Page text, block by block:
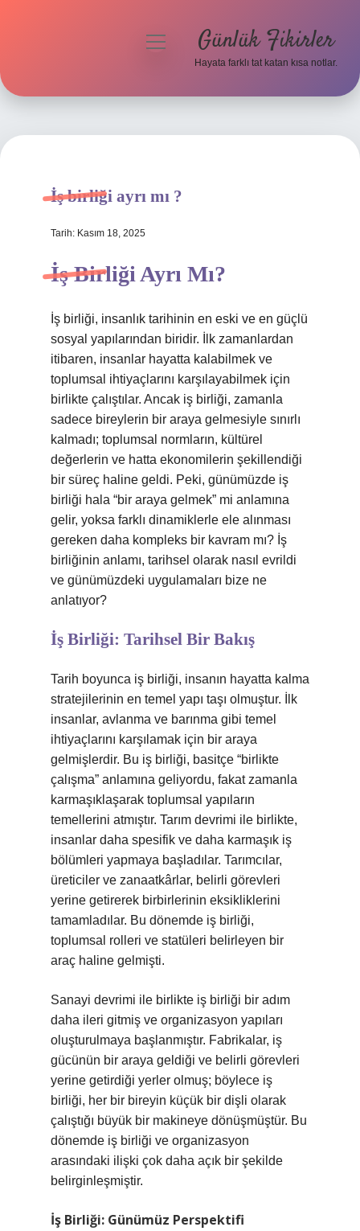
Hakkımızda
menüyü
Günlük Fikirler
Hayata farklı tat katan kısa notlar.
İş birliği ayrı mı ?
Tarih: Kasım 18, 2025
İş Birliği Ayrı Mı?
İş birliği, insanlık tarihinin en eski ve en güçlü
sosyal yapılarından biridir. İlk zamanlardan
itibaren, insanlar hayatta kalabilmek ve
toplumsal ihtiyaçlarını karşılayabilmek için
birlikte çalıştılar. Ancak iş birliği, zamanla
sadece bireylerin bir araya gelmesiyle sınırlı
kalmadı; toplumsal normların, kültürel
değerlerin ve hatta ekonomilerin şekillendiği
bir süreç haline geldi. Peki, günümüzde iş
birliği hala “bir araya gelmek” mi anlamına
gelir, yoksa farklı dinamiklerle ele alınması
gereken daha kompleks bir kavram mı? İş
birliğinin anlamı, tarihsel olarak nasıl evrildi
ve günümüzdeki uygulamaları bize ne
anlatıyor?
İş Birliği: Tarihsel Bir Bakış
Tarih boyunca iş birliği, insanın hayatta kalma
stratejilerinin en temel yapı taşı olmuştur. İlk
insanlar, avlanma ve barınma gibi temel
ihtiyaçlarını karşılamak için bir araya
gelmişlerdir. Bu iş birliği, basitçe “birlikte
çalışma” anlamına geliyordu, fakat zamanla
karmaşıklaşarak toplumsal yapıların
temellerini atmıştır. Tarım devrimi ile birlikte,
insanlar daha spesifik ve daha karmaşık iş
bölümleri yapmaya başladılar. Tarımcılar,
üreticiler ve zanaatkârlar, belirli görevleri
yerine getirerek birbirlerinin eksikliklerini
tamamladılar. Bu dönemde iş birliği,
toplumsal rolleri ve statüleri belirleyen bir
araç haline gelmişti.
Sanayi devrimi ile birlikte iş birliği bir adım
daha ileri gitmiş ve organizasyon yapıları
oluşturulmaya başlanmıştır. Fabrikalar, iş
gücünün bir araya geldiği ve belirli görevleri
yerine getirdiği yerler olmuş; böylece iş
birliği, her bir bireyin küçük bir dişli olarak
çalıştığı büyük bir makineye dönüşmüştür. Bu
dönemde iş birliği ve organizasyon
arasındaki ilişki çok daha açık bir şekilde
belirginleşmiştir.
İş Birliği: Günümüz Perspektifi